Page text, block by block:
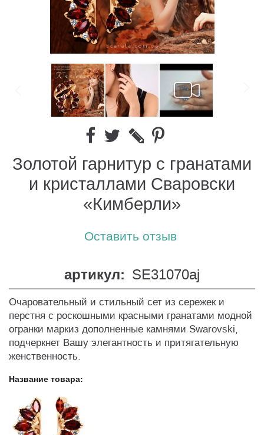
Золотой гарнитур с гранатами
и кристаллами Сваровски
«Кимберли»
Оставить отзыв
артикул: SE31070aj
Очаровательный и стильный сет из сережек и
перстня с роскошными красными гранатами модной
огранки маркиз дополненные камнями Swarovski,
подчеркнет Вашу элегантность и притягательную
женственность.
Позиции
товара